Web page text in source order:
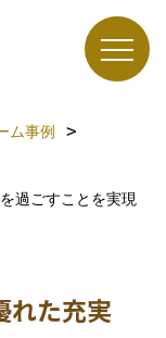
ム事例
過ごすことを実現
れた充実